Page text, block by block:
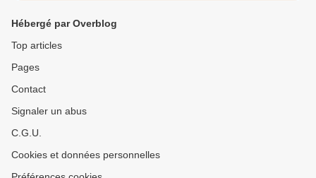
Hébergé par Overblog
Top articles
Pages
Contact
Signaler un abus
C.G.U.
Cookies et données personnelles